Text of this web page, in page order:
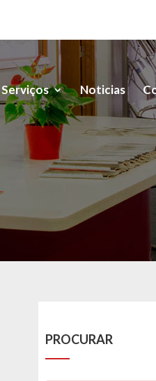
Serviços Noticias
PROCURAR